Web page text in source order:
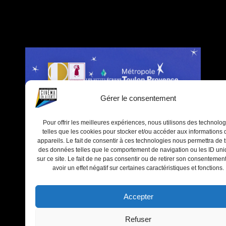
Gérer le consentement
Pour offrir les meilleures expériences, nous utilisons des
telles que les cookies pour stocker et/ou accéder aux informations
appareils. Le fait de consentir à ces technologies nous permettra de
des données telles que le comportement de navigation ou les ID
sur ce site. Le fait de ne pas consentir ou de retirer son
avoir un effet négatif sur certaines caractéristiques et fonctions.
Accepter
Refuser